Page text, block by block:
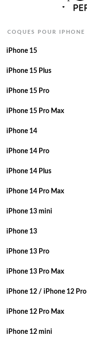
COQUES POUR IPHONE
iPhone 15
iPhone 15 Plus
iPhone 15 Pro
iPhone 15 Pro Max
iPhone 14
iPhone 14 Pro
iPhone 14 Plus
iPhone 14 Pro Max
iPhone 13 mini
iPhone 13
iPhone 13 Pro
iPhone 13 Pro Max
iPhone 12 / iPhone 12 Pro
iPhone 12 Pro Max
iPhone 12 mini